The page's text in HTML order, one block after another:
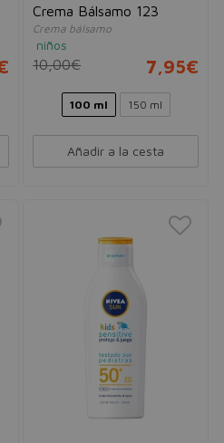
Crema Bálsamo 123
Crema bálsamo
niños
10,00€ 7,95€
100 ml 150 ml
Añadir a la cesta